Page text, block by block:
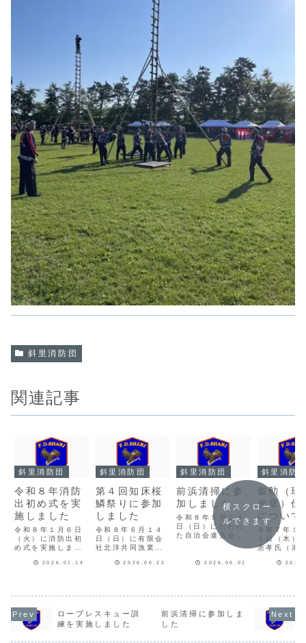
斜里消防団
関連記事
斜里消防団
令和８年消防
出初め式を実
施しました
令和８年１月６日
（火）に消防出初
め式を実施しまし
く、降雪の中、斜
を行いました。そ
の後、ゆめホール
知床文化ホールに
2026.01.14
斜里消防団
第４回知床桜
鱗祭りに参加
しました
令和８年６月１４
日（日）に有限会
社北洋共同漁業部
れた、第４回知床
もらえるよう、本
イベントに参加し
パンフレットの配
2026.06.22
斜里消防団
前浜清掃に参
加しました
令和８年５月２４
日（日）に行われ
た自治会連合会主
催の前浜清掃に地
として斜里消防団
で、温かさを感じ
加となりまし
た。 これからも
2026.06.01
斜里消防
叙勲（瑞
光章）伝
について
令和７年１
１日（木）
憲孝氏（港
（瑞宝単光
れ、平成３
消防副団長
退団される
横スクロー
ルできます
ロープレスキュー訓
練を実施しました
前浜清掃に参加しま
した